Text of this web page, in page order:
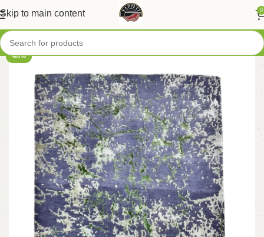
Skip to main content 0
-60%